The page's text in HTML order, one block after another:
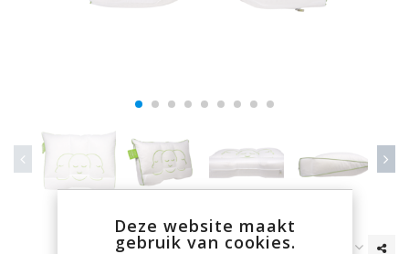
Deze website maakt
gebruik van cookies.